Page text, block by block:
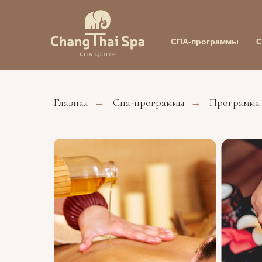
СПА-программы
Главная → Спа-программы → Программа